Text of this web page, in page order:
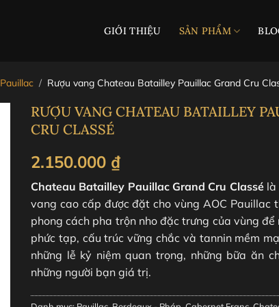
GIỚI THIỆU SẢN PHẨM
Pauillac / Rượu vang Chateau Batailley Pauillac Grand Cru
RƯỢU VANG CHATEAU BATAILLEY
CRU CLASSÉ
2.150.000 ₫
Chateau Batailley Pauillac Grand Cru Classélà
vang cao cấp được đặt cho vùng AOC Pauillac
phong cách pha trộn nho đặc trưng của vùng
phức tạp, cấu trúc vững chắc và tannin mềm
những lễ kỷ niệm quan trọng, những bữa ăn
những người bạn giá trị.